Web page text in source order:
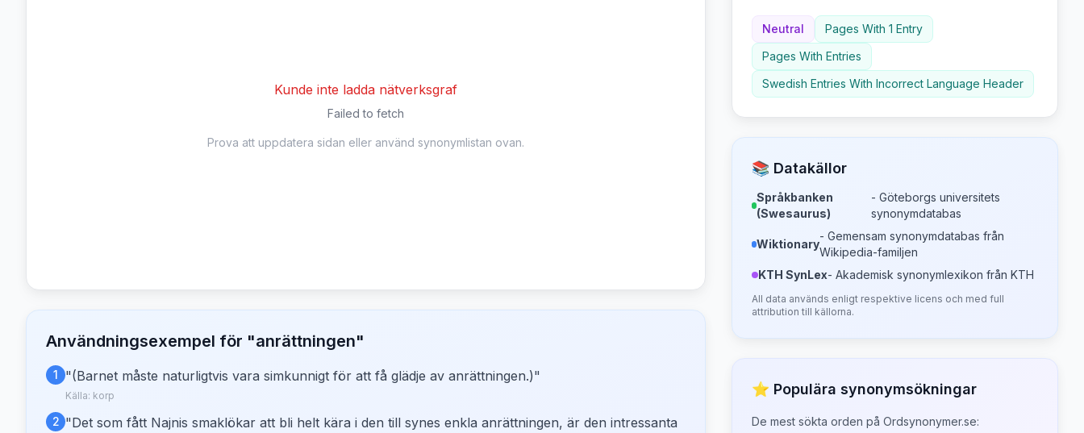
Kunde inte ladda nätverksgraf
Failed to fetch
Prova att uppdatera sidan eller använd synonymlistan ovan.
Användningsexempel för "anrättningen"
1 "(Barnet måste naturligtvis vara simkunnigt för att få glädje av anrättningen.)"
Källa: korp
2 "Det som fått Najnis smaklökar att bli helt kära i den till synes enkla anrättningen, är den intressanta
Neutral
Pages With 1 Entry
Pages With Entries
Swedish Entries With Incorrect Language Header
📚 Datakällor
Språkbanken
(Swesaurus)
- Göteborgs universitets
synonymdatabas
Wiktionary
- Gemensam synonymdatabas från
Wikipedia-familjen
KTH SynLex- Akademisk synonymlexikon från KTH
All data används enligt respektive licens och med full
attribution till källorna.
⭐ Populära synonymsökningar
De mest sökta orden på Ordsynonymer.se: